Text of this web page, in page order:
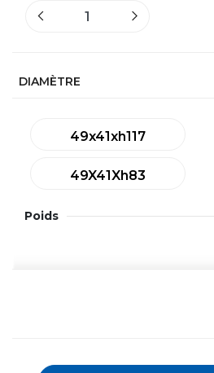
DIAMÈTRE
49x41xh117
49X41Xh83
Poids